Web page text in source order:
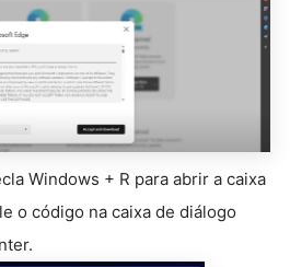
Windows + R para abrir a caixa
o código na caixa de diálogo